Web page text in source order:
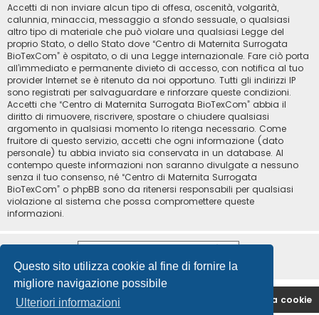
Questo sito utilizza cookie al fine di fornire la
migliore navigazione possibile
Ulteriori informazioni
Accetti di non inviare alcun tipo di offesa, oscenità, volgarità,
calunnia, minaccia, messaggio a sfondo sessuale, o qualsiasi
altro tipo di materiale che può violare una qualsiasi Legge del
proprio Stato, o dello Stato dove “Centro di Maternita Surrogata
BioTexCom” è ospitato, o di una Legge internazionale. Fare ciò porta
all’immediato e permanente divieto di accesso, con notifica al tuo
provider Internet se è ritenuto da noi opportuno. Tutti gli indirizzi IP
sono registrati per salvaguardare e rinforzare queste condizioni.
Accetti che “Centro di Maternita Surrogata BioTexCom” abbia il
diritto di rimuovere, riscrivere, spostare o chiudere qualsiasi
argomento in qualsiasi momento lo ritenga necessario. Come
fruitore di questo servizio, accetti che ogni informazione (dato
personale) tu abbia inviato sia conservata in un database. Al
contempo queste informazioni non saranno divulgate a nessuno
senza il tuo consenso, né “Centro di Maternita Surrogata
BioTexCom” o phpBB sono da ritenersi responsabili per qualsiasi
violazione al sistema che possa compromettere queste
informazioni.
Indice Cancella cookie